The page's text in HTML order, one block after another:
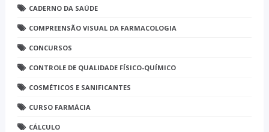
CADERNO DA SAÚDE
COMPREENSÃO VISUAL DA FARMACOLOGIA
CONCURSOS
CONTROLE DE QUALIDADE FÍSICO-QUÍMICO
COSMÉTICOS E SANIFICANTES
CURSO FARMÁCIA
CÁLCULO